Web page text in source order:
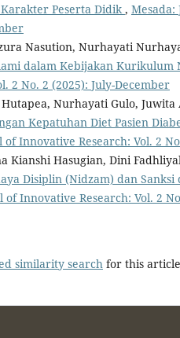
Peserta Didik , Mesada:
Nasution, Nurhayati
dalam Kebijakan Kurikulum
2 No. 2 (2025): July-December
Nurhayati Gulo,
Kepatuhan Diet Pasien
of Innovative Research: Vol. 2
Kianshi Hasugian, Dini
Disiplin (Nidzam) dan
of Innovative Research: Vol. 2
similarity searchfor this